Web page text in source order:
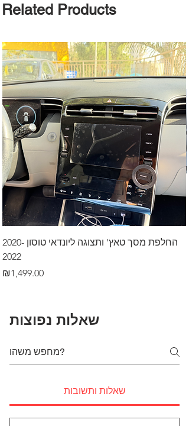
Related Products
החלפת מסך טאץ' ותצוגה ליונדאי טוסון 2020-
2022
Price
₪1,499.00
שאלות נפוצות
שאלות ותשובות